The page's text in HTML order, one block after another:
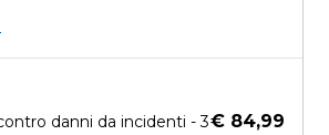
danni da incidenti - 3€ 84,99